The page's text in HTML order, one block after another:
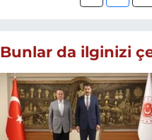
Bunlar da ilginizi